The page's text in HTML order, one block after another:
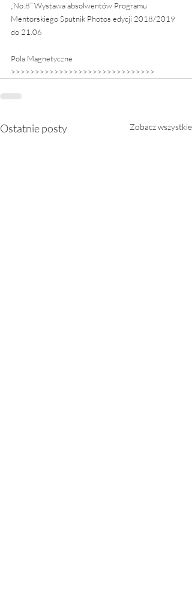
„No.8” Wystawa absolwentów Programu
Mentorskiego Sputnik Photos edycji 2018/2019
do 21.06
Pola Magnetyczne
>>>>>>>>>>>>>>>>>>>>>>>>>>>>>>
Ostatnie posty Zobacz wszystkie